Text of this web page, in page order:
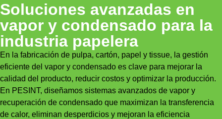
Soluciones avanzadas en
vapor y condensado para la
industria papelera
En la fabricación de pulpa, cartón, papel y tissue, la gestión
eficiente del vapor y condensado es clave para mejorar la
calidad del producto, reducir costos y optimizar la producción.
En PESINT, diseñamos sistemas avanzados de vapor y
recuperación de condensado que maximizan la transferencia
de calor, eliminan desperdicios y mejoran la eficiencia